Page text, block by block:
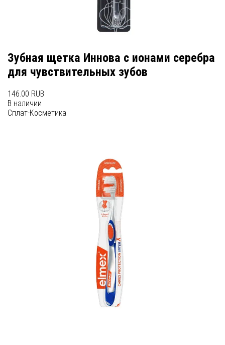
Зубная щетка Иннова с ионами серебра
для чувствительных зубов
146.00 RUB
В наличии
Сплат-Косметика